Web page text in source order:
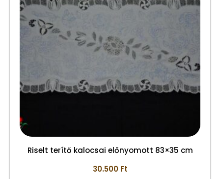
Riselt terítő kalocsai előnyomott 83×35 cm
30.500 Ft